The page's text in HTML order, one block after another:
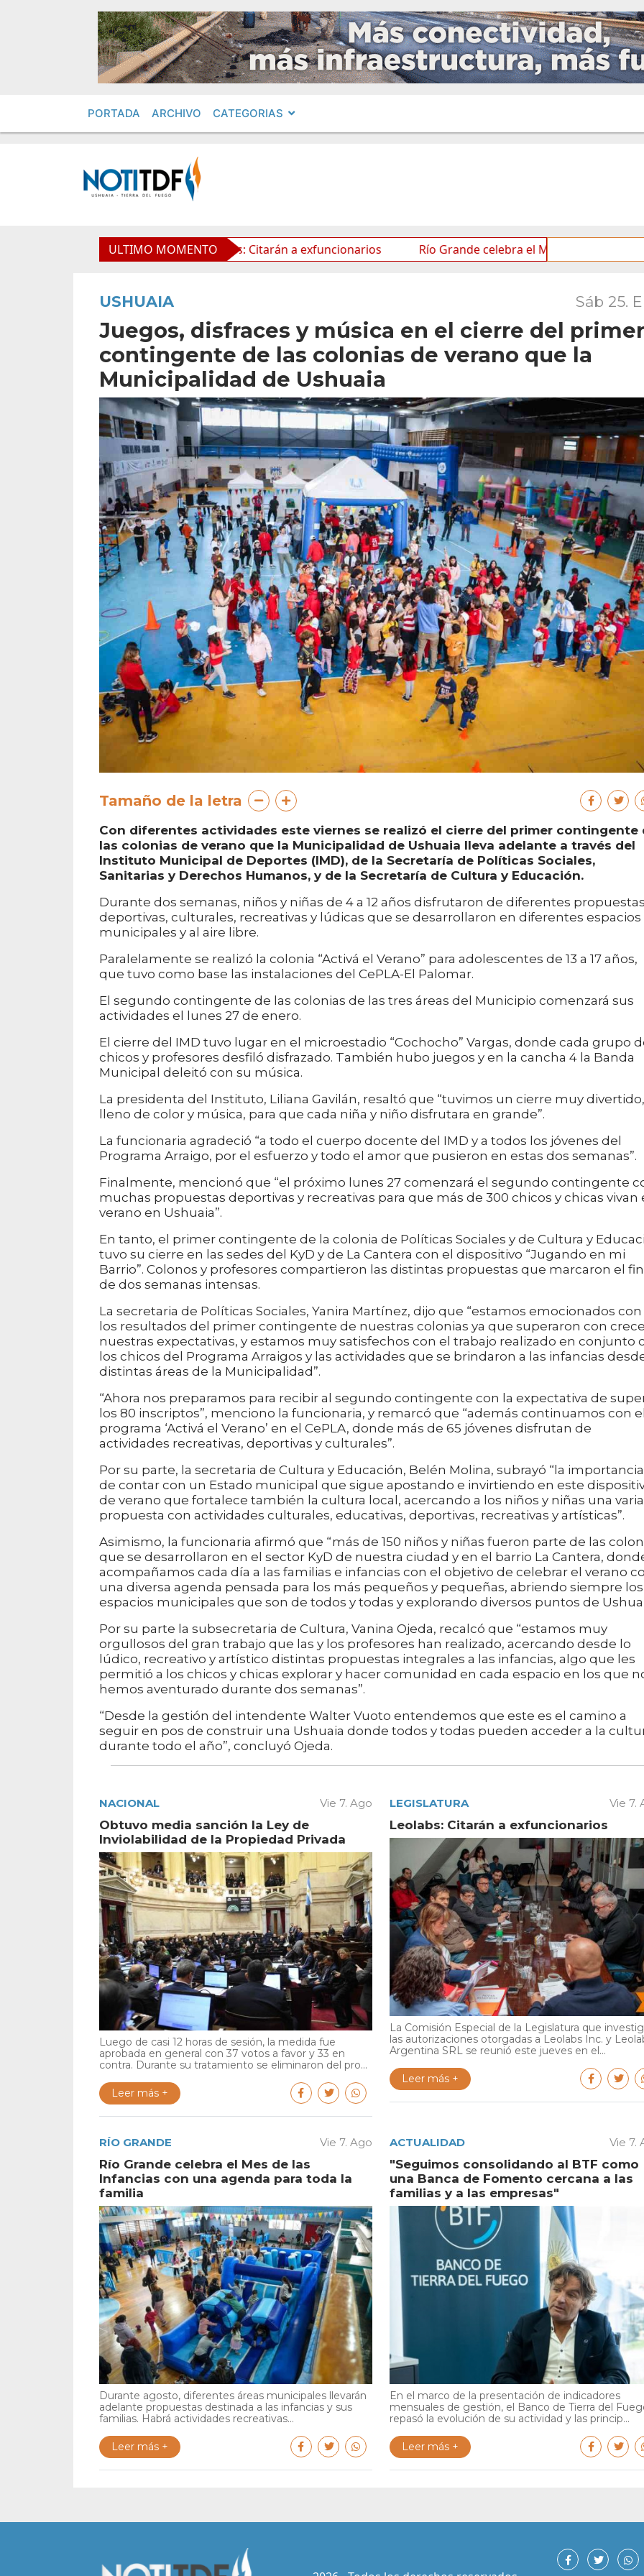
PORTADA ARCHIVO CATEGORIAS
ULTIMO MOMENTO
Leolabs: Citarán a exfuncionarios Río Grande celebra el Mes de las Infancias con una
USHUAIA Sáb 25.
Juegos, disfraces y música en el cierre del primer
contingente de las colonias de verano que la
Municipalidad de Ushuaia
Tamaño de la letra
Con diferentes actividades este viernes se realizó el cierre del primer contingente
las colonias de verano que la Municipalidad de Ushuaia lleva adelante a través del
Instituto Municipal de Deportes (IMD), de la Secretaría de Políticas Sociales,
Sanitarias y Derechos Humanos, y de la Secretaría de Cultura y Educación.
Durante dos semanas, niños y niñas de 4 a 12 años disfrutaron de diferentes
deportivas, culturales, recreativas y lúdicas que se desarrollaron en diferentes espacios
municipales y al aire libre.
Paralelamente se realizó la colonia “Activá el Verano” para adolescentes de 13 a 17 años,
que tuvo como base las instalaciones del CePLA-El Palomar.
El segundo contingente de las colonias de las tres áreas del Municipio comenzará sus
actividades el lunes 27 de enero.
El cierre del IMD tuvo lugar en el microestadio “Cochocho” Vargas, donde cada grupo
chicos y profesores desfiló disfrazado. También hubo juegos y en la cancha 4 la Banda
Municipal deleitó con su música.
La presidenta del Instituto, Liliana Gavilán, resaltó que “tuvimos un cierre muy divertido,
lleno de color y música, para que cada niña y niño disfrutara en grande”.
La funcionaria agradeció “a todo el cuerpo docente del IMD y a todos los jóvenes del
Programa Arraigo, por el esfuerzo y todo el amor que pusieron en estas dos semanas”.
Finalmente, mencionó que “el próximo lunes 27 comenzará el segundo contingente
muchas propuestas deportivas y recreativas para que más de 300 chicos y chicas vivan
verano en Ushuaia”.
En tanto, el primer contingente de la colonia de Políticas Sociales y de Cultura y
tuvo su cierre en las sedes del KyD y de La Cantera con el dispositivo “Jugando en mi
Barrio”. Colonos y profesores compartieron las distintas propuestas que marcaron el fin
de dos semanas intensas.
La secretaria de Políticas Sociales, Yanira Martínez, dijo que “estamos emocionados con
los resultados del primer contingente de nuestras colonias ya que superaron con
nuestras expectativas, y estamos muy satisfechos con el trabajo realizado en conjunto
los chicos del Programa Arraigos y las actividades que se brindaron a las infancias
distintas áreas de la Municipalidad”.
“Ahora nos preparamos para recibir al segundo contingente con la expectativa de
los 80 inscriptos”, menciono la funcionaria, y remarcó que “además continuamos con
programa ‘Activá el Verano’ en el CePLA, donde más de 65 jóvenes disfrutan de
actividades recreativas, deportivas y culturales”.
Por su parte, la secretaria de Cultura y Educación, Belén Molina, subrayó “la importancia
de contar con un Estado municipal que sigue apostando e invirtiendo en este
de verano que fortalece también la cultura local, acercando a los niños y niñas una
propuesta con actividades culturales, educativas, deportivas, recreativas y artísticas”.
Asimismo, la funcionaria afirmó que “más de 150 niños y niñas fueron parte de las
que se desarrollaron en el sector KyD de nuestra ciudad y en el barrio La Cantera,
acompañamos cada día a las familias e infancias con el objetivo de celebrar el verano
una diversa agenda pensada para los más pequeños y pequeñas, abriendo siempre los
espacios municipales que son de todos y todas y explorando diversos puntos de
Por su parte la subsecretaria de Cultura, Vanina Ojeda, recalcó que “estamos muy
orgullosos del gran trabajo que las y los profesores han realizado, acercando desde lo
lúdico, recreativo y artístico distintas propuestas integrales a las infancias, algo que les
permitió a los chicos y chicas explorar y hacer comunidad en cada espacio en los que
hemos aventurado durante dos semanas”.
“Desde la gestión del intendente Walter Vuoto entendemos que este es el camino a
seguir en pos de construir una Ushuaia donde todos y todas pueden acceder a la
durante todo el año”, concluyó Ojeda.
NACIONAL Vie 7. Ago
Obtuvo media sanción la Ley de
Inviolabilidad de la Propiedad Privada
Luego de casi 12 horas de sesión, la medida fue
aprobada en general con 37 votos a favor y 33 en
contra. Durante su tratamiento se eliminaron del pro...
Leer más +
LEGISLATURA Vie 7.
Leolabs: Citarán a exfuncionarios
La Comisión Especial de la Legislatura que
las autorizaciones otorgadas a Leolabs Inc. y
Argentina SRL se reunió este jueves en el...
Leer más +
RÍO GRANDE Vie 7. Ago
Río Grande celebra el Mes de las
Infancias con una agenda para toda la
familia
Durante agosto, diferentes áreas municipales llevarán
adelante propuestas destinada a las infancias y sus
familias. Habrá actividades recreativas...
Leer más +
ACTUALIDAD Vie 7.
"Seguimos consolidando al BTF como
una Banca de Fomento cercana a las
familias y a las empresas"
En el marco de la presentación de indicadores
mensuales de gestión, el Banco de Tierra del
repasó la evolución de su actividad y las princip...
Leer más +